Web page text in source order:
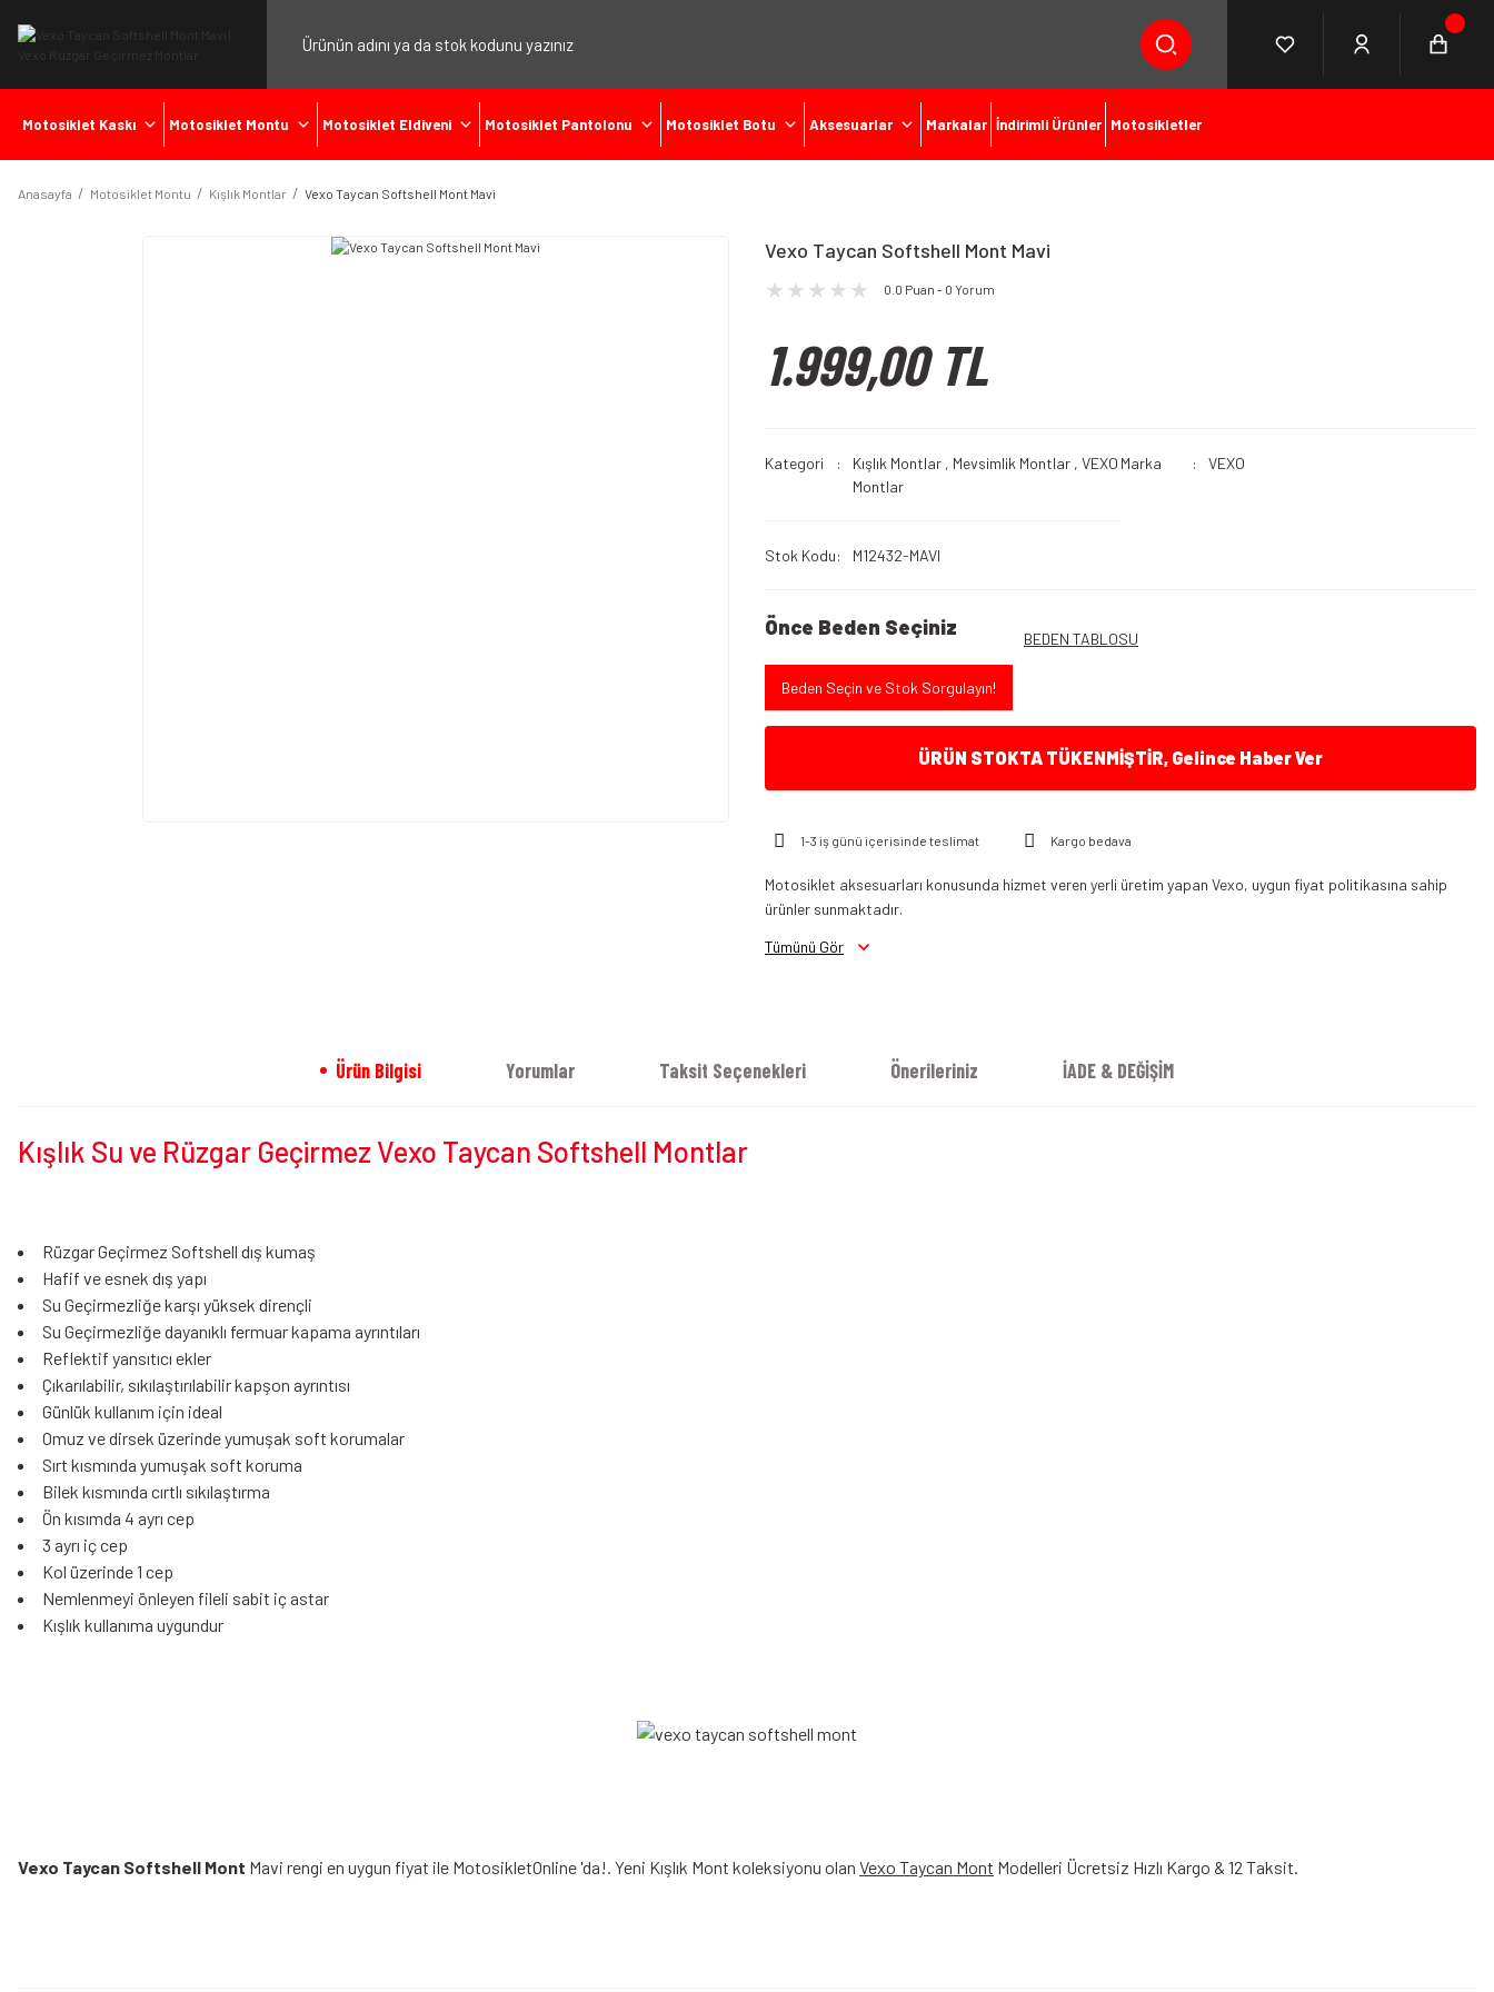
Motosiklet Kaskı Motosiklet Montu Motosiklet Eldiveni Motosiklet Pantolonu Motosiklet Botu Aksesuarlar Markalar İndirimli Ürünler Motosikletler
Anasayfa Motosiklet Montu Kışlık Montlar Vexo Taycan Softshell Mont Mavi
Vexo Taycan Softshell Mont Mavi
0.0 Puan - 0 Yorum
1.999,00 TL
Kategori Kışlık Montlar , Mevsimlik Montlar , VEXO
Montlar
Marka VEXO
Stok Kodu M12432-MAVI
Önce Beden Seçiniz BEDEN TABLOSU
Beden Seçin ve Stok Sorgulayın!
ÜRÜN STOKTA TÜKENMİŞTİR, Gelince Haber Ver
1-3 iş günü içerisinde teslimat Kargo bedava
Motosiklet aksesuarları konusunda hizmet veren yerli üretim yapan Vexo, uygun fiyat politikasına sahip
ürünler sunmaktadır.
Tümünü Gör
Ürün Bilgisi Yorumlar Taksit Seçenekleri Önerileriniz İADE & DEĞİŞİM
Kışlık Su ve Rüzgar Geçirmez Vexo Taycan Softshell Montlar
Rüzgar Geçirmez Softshell dış kumaş
Hafif ve esnek dış yapı
Su Geçirmezliğe karşı yüksek dirençli
Su Geçirmezliğe dayanıklı fermuar kapama ayrıntıları
Reflektif yansıtıcı ekler
Çıkarılabilir, sıkılaştırılabilir kapşon ayrıntısı
Günlük kullanım için ideal
Omuz ve dirsek üzerinde yumuşak soft korumalar
Sırt kısmında yumuşak soft koruma
Bilek kısmında cırtlı sıkılaştırma
Ön kısımda 4 ayrı cep
3 ayrı iç cep
Kol üzerinde 1 cep
Nemlenmeyi önleyen fileli sabit iç astar
Kışlık kullanıma uygundur
Vexo Taycan Softshell Mont Mavi rengi en uygun fiyat ile MotosikletOnline 'da!. Yeni Kışlık Mont koleksiyonu olan Vexo Taycan Mont Modelleri Ücretsiz Hızlı Kargo & 12 Taksit.